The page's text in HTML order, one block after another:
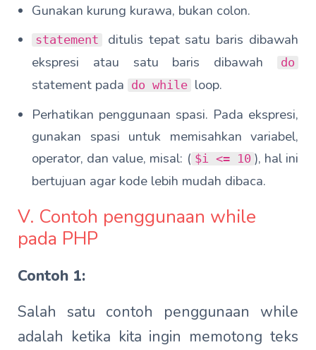
Gunakan kurung kurawa, bukan colon.
statement
ditulis tepat satu baris dibawah
ekspresi atau satu baris dibawah
do
statement pada do while loop.
Perhatikan penggunaan spasi. Pada ekspresi,
gunakan spasi untuk memisahkan variabel,
operator, dan value, misal: ( $i <= 10 ), hal ini
bertujuan agar kode lebih mudah dibaca.
V. Contoh penggunaan while
pada PHP
Contoh 1:
Salah satu contoh penggunaan while
adalah ketika kita ingin memotong teks